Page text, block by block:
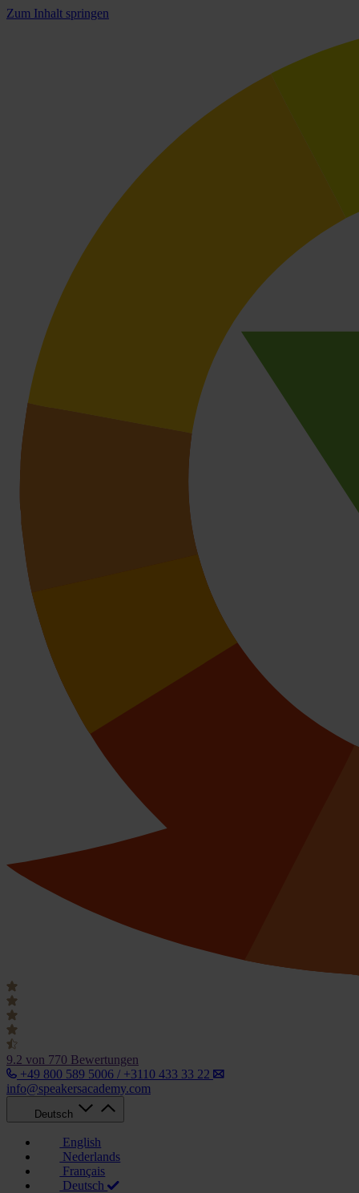
Zum Inhalt springen
9.2 von 770 Bewertungen
+49 800 589 5006 / +3110 433 33 22
info@speakersacademy.com
Deutsch
English
Nederlands
Français
Deutsch